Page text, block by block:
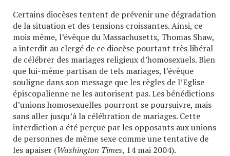
Certains diocèses tentent de prévenir une dégradation
de la situation et des tensions croissantes. Ainsi, ce
mois même, l’évêque du Massachusetts, Thomas Shaw,
a interdit au clergé de ce diocèse pourtant très libéral
de célébrer des mariages religieux d’homosexuels. Bien
que lui-même partisan de tels mariages, l’évêque
souligne dans son message que les règles de l’Eglise
épiscopalienne ne les autorisent pas. Les bénédictions
d’unions homosexuelles pourront se poursuivre, mais
sans aller jusqu’à la célébration de mariages. Cette
interdiction a été perçue par les opposants aux unions
de personnes de même sexe comme une tentative de
les apaiser (Washington Times, 14 mai 2004).